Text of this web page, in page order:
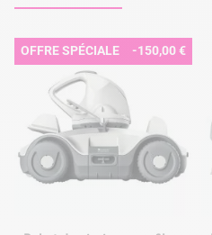
OFFRE SPÉCIALE -150,00 €